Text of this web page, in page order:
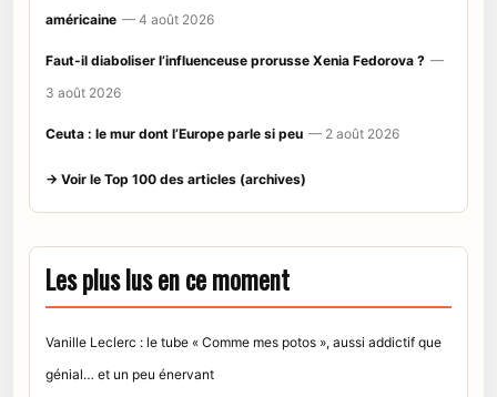
américaine — 4 août 2026
Faut-il diaboliser l’influenceuse prorusse Xenia Fedorova ? —
3 août 2026
Ceuta : le mur dont l’Europe parle si peu — 2 août 2026
→ Voir le Top 100 des articles (archives)
Les plus lus en ce moment
Vanille Leclerc : le tube « Comme mes potos », aussi addictif que
génial… et un peu énervant